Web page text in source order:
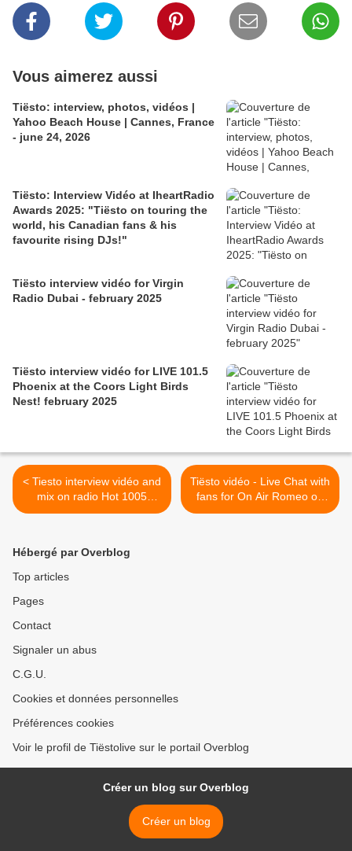
Vous aimerez aussi
Tiësto: interview, photos, vidéos |
Yahoo Beach House | Cannes, France
- june 24, 2026
Tiësto: Interview Vidéo at IheartRadio
Awards 2025: "Tiësto on touring the
world, his Canadian fans & his
favourite rising DJs!"
Tiësto interview vidéo for Virgin
Radio Dubai - february 2025
Tiësto interview vidéo for LIVE 101.5
Phoenix at the Coors Light Birds
Nest! february 2025
< Tiesto interview vidéo and
mix on radio Hot 1005
(Virginia Beach, VA) -
Tiësto vidéo - Live Chat with
fans for On Air Romeo on
IHeart radio - february 27,
Hébergé par Overblog
Top articles
Pages
Contact
Signaler un abus
C.G.U.
Cookies et données personnelles
Préférences cookies
Voir le profil de Tiëstolive sur le portail Overblog
Créer un blog sur Overblog
Créer un blog